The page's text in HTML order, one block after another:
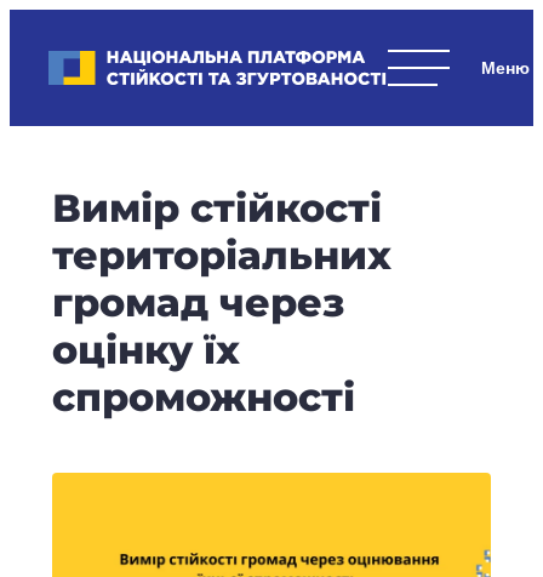
content
Національна платформа стійкості та згуртованості
стратегічні
стійкість
держави
та
суспільства,
згуртованість
та
єдність.
Вимір стійкості
територіальних
громад через
оцінку їх
спроможності